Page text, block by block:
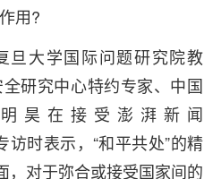
用?
旦大学国际问题研究院教
研究中心特约专家、中国
昊在接受澎湃新闻
访时表示，“和平共处”的精
，对于弥合或接受国家间的